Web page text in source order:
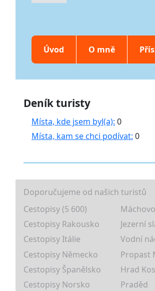
Úvod O mně
Deník turisty
Místa, kde jsem byl(a): 0
Místa, kam se chci podívat: 0
Doporučujeme od našich turistů
Cestopisy (5 600)
Cestopisy Rakousko
Jezerní
Cestopisy Itálie
Vodní
Cestopisy Německo
Propast
Cestopisy Španělsko
Hrad
Cestopisy Norsko
Praděd